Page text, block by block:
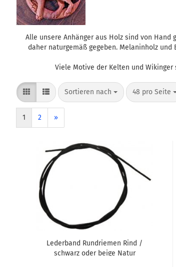
Alle unsere Anhänger aus Holz sind von
daher naturgemäß gegeben. Melaninholz
Viele Motive der Kelten und
Sortieren nach
Sortieren nach 48 pro Seite
pro Seite
1 2 »
Lederband Rundriemen Rind /
schwarz oder beige Natur